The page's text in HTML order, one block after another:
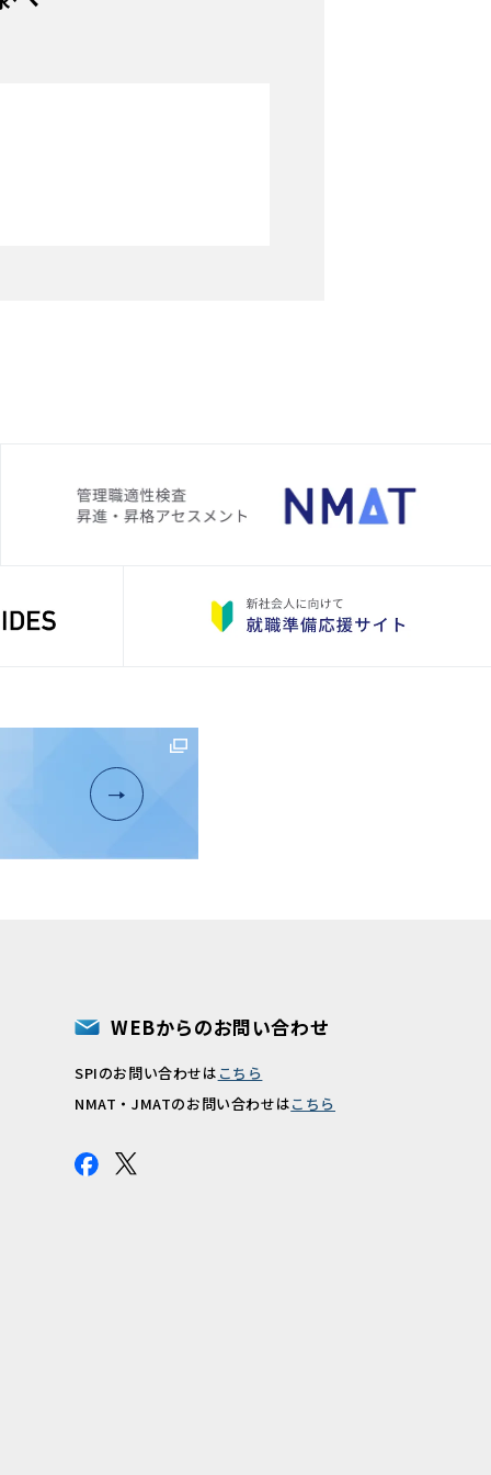
WEBからのお問い合わせ
SPIのお問い合わせは こちら
NMAT・JMATのお問い合わせはこちら